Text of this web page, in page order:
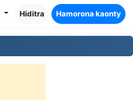
Hiditra Hamorona kaonty